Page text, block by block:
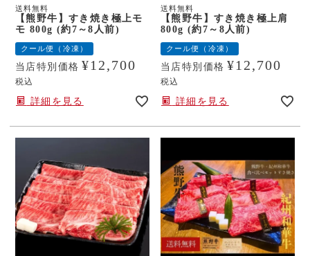
送料無料
【熊野牛】すき焼き極上モ
モ 800g (約7～8人前)
クール便（冷凍）
当店特別価格 ¥12,700
税込
詳細を見る
送料無料
【熊野牛】すき焼き極上肩
800g (約7～8人前)
クール便（冷凍）
当店特別価格 ¥12,700
税込
詳細を見る